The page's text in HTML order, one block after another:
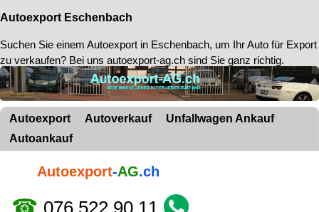
Autoexport Eschenbach
Suchen Sie einem Autoexport in Eschenbach, um Ihr Auto für Export
zu verkaufen? Bei uns autoexport-ag.ch sind Sie ganz richtig.